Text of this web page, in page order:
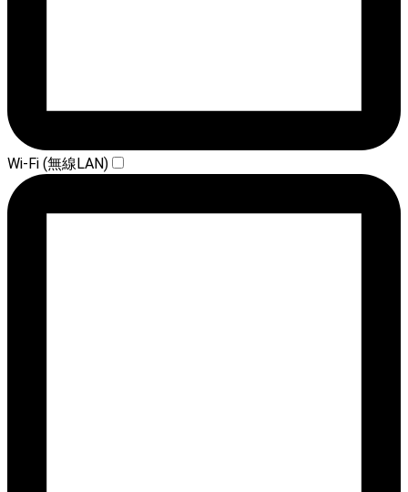
Wi-Fi (無線LAN)